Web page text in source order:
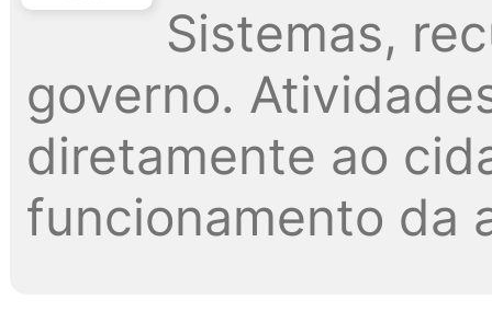
Sistemas,
governo.
diretamente ao
funcionamento da